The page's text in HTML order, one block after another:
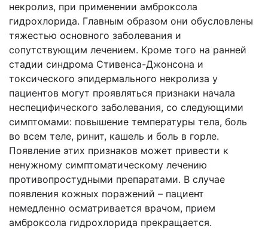
некролиз, при применении амброксола
гидрохлорида. Главным образом они обусловлены
тяжестью основного заболевания и
сопутствующим лечением. Кроме того на ранней
стадии синдрома Стивенса-Джонсона и
токсического эпидермального некролиза у
пациентов могут проявляться признаки начала
неспецифического заболевания, со следующими
симптомами: повышение температуры тела, боль
во всем теле, ринит, кашель и боль в горле.
Появление этих признаков может привести к
ненужному симптоматическому лечению
противопростудными препаратами. В случае
появления кожных поражений – пациент
немедленно осматривается врачом, прием
амброксола гидрохлорида прекращается.